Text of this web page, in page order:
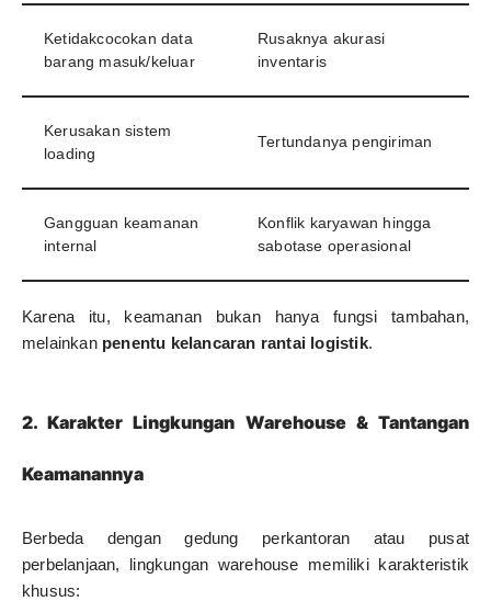
Ketidakcocokan data
barang masuk/keluar
Rusaknya akurasi
inventaris
Kerusakan sistem
loading
Tertundanya pengiriman
Gangguan keamanan
internal
Konflik karyawan hingga
sabotase operasional
Karena itu, keamanan bukan hanya fungsi tambahan,
melainkan penentu kelancaran rantai logistik.
2. Karakter Lingkungan Warehouse & Tantangan
Keamanannya
Berbeda dengan gedung perkantoran atau pusat
perbelanjaan, lingkungan warehouse memiliki karakteristik
khusus: